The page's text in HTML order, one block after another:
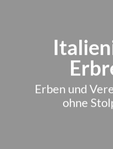
Erben und
ohne